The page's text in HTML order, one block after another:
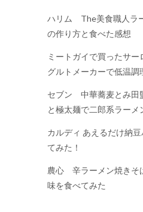
ハリム The美食職人ラ
の作り方と食べた感想
ミートガイで買ったサ
グルトメーカーで低温調
セブン 中華蕎麦とみ田
と極太麺で二郎系ラーメ
カルディ あえるだけ納
てみた！
農心 辛ラーメン焼きそ
味を食べてみた